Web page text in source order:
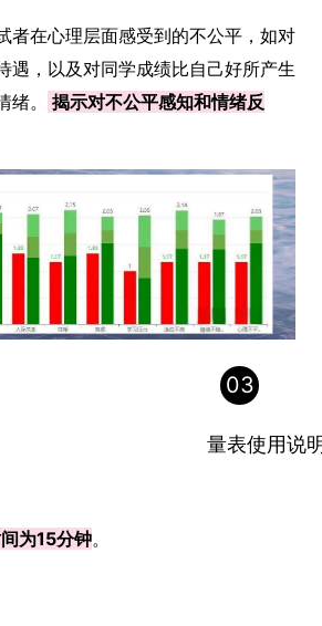
者在心理层面感受到的不公平，如对
遇，以及对同学成绩比自己好所产生
。
揭示对不公平感知和情绪反
03
量表使用说
为15分钟。